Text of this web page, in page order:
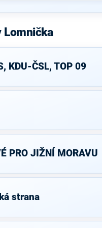
Lomnička
KDU-ČSL, TOP 09
PRO JIŽNÍ MORAVU
strana